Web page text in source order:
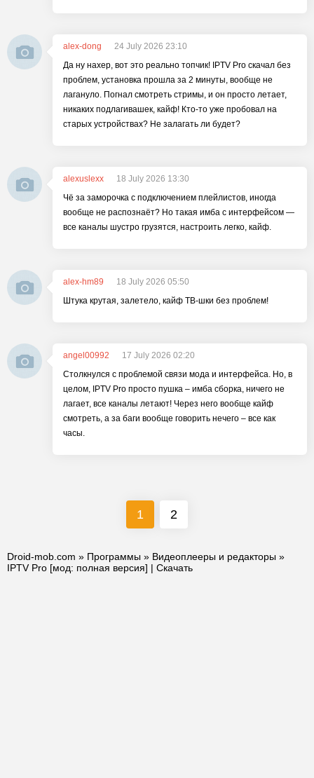
alex-dong
24 July 2026 23:10
Да ну нахер, вот это реально топчик! IPTV Pro скачал без
проблем, установка прошла за 2 минуты, вообще не
лагануло. Погнал смотреть стримы, и он просто летает,
никаких подлагивашек, кайф! Кто-то уже пробовал на
старых устройствах? Не залагать ли будет?
alexuslexx
18 July 2026 13:30
Чё за заморочка с подключением плейлистов, иногда
вообще не распознаёт? Но такая имба с интерфейсом —
все каналы шустро грузятся, настроить легко, кайф.
alex-hm89
18 July 2026 05:50
Штука крутая, залетело, кайф ТВ-шки без проблем!
angel00992
17 July 2026 02:20
Столкнулся с проблемой связи мода и интерфейса. Но, в
целом, IPTV Pro просто пушка – имба сборка, ничего не
лагает, все каналы летают! Через него вообще кайф
смотреть, а за баги вообще говорить нечего – все как
часы.
1 2
Droid-mob.com » Программы » Видеоплееры и редакторы »
IPTV Pro [мод: полная версия] | Скачать